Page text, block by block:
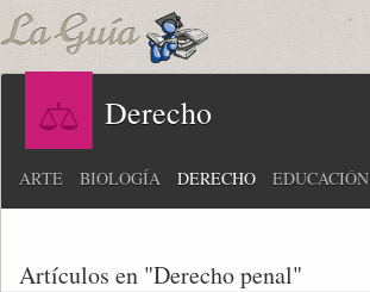
Derecho
ARTE BIOLOGÍA DERECHO EDUCACIÓN
Artículos en "Derecho penal"